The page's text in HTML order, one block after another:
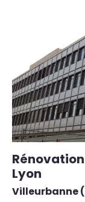
Lyon
Villeurbanne